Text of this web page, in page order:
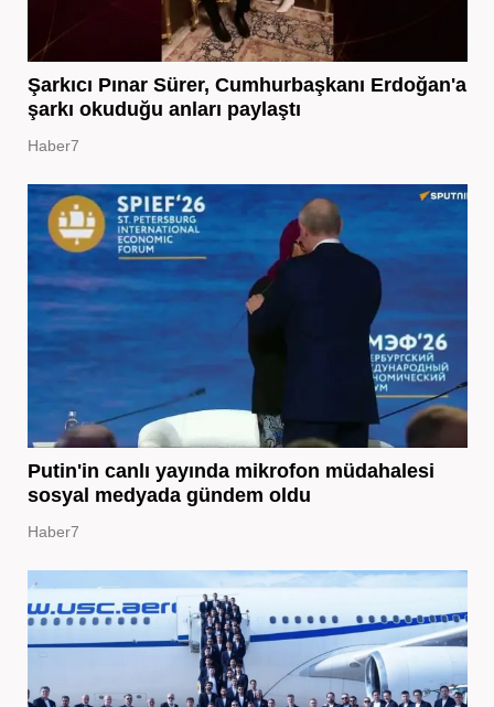
Şarkıcı Pınar Sürer, Cumhurbaşkanı Erdoğan'a
şarkı okuduğu anları paylaştı
Haber7
Putin'in canlı yayında mikrofon müdahalesi
sosyal medyada gündem oldu
Haber7